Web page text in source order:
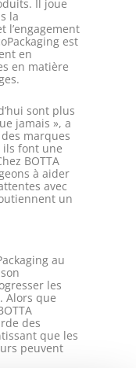
Il joue
la
l’engagement
est
en
en matière
sont plus
jamais », a
marques
ils font une
BOTTA
à aider
avec
un
au
les
Alors que
des
que les
peuvent